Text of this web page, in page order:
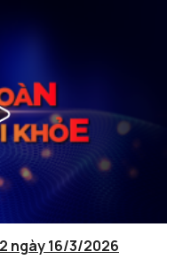
ngày 16/3/2026